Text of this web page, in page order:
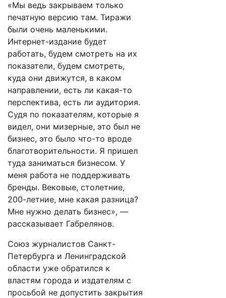
«Мы ведь закрываем только
печатную версию там. Тиражи
были очень маленькими.
Интернет-издание будет
работать, будем смотреть на их
показатели, будем смотреть,
куда они движутся, в каком
направлении, есть ли какая-то
перспектива, есть ли аудитория.
Судя по показателям, которые я
видел, они мизерные, это был не
бизнес, это было что-то вроде
благотворительности. Я пришел
туда заниматься бизнесом. У
меня работа не поддерживать
бренды. Вековые, столетние,
200-летние, мне какая разница?
Мне нужно делать бизнес», —
рассказывает Габрелянов.
Союз журналистов Санкт-
Петербурга и Ленинградской
области уже обратился к
властям города и издателям с
просьбой не допустить закрытия